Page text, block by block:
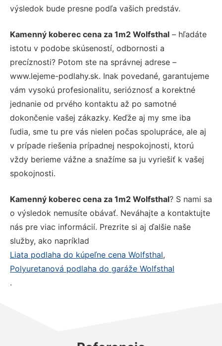
výsledok bude presne podľa vašich predstáv.
Kamenný koberec cena za 1m2 Wolfsthal – hľadáte
istotu v podobe skúseností, odbornosti a
precíznosti? Potom ste na správnej adrese –
www.lejeme-podlahy.sk. Inak povedané, garantujeme
vám vysokú profesionalitu, serióznosť a korektné
jednanie od prvého kontaktu až po samotné
dokončenie vašej zákazky. Keďže aj my sme iba
ľudia, sme tu pre vás nielen počas spolupráce, ale aj
v prípade riešenia prípadnej nespokojnosti, ktorú
vždy berieme vážne a snažíme sa ju vyriešiť k vašej
spokojnosti.
Kamenný koberec cena za 1m2 Wolfsthal? S nami sa
o výsledok nemusíte obávať. Neváhajte a kontaktujte
nás pre viac informácií. Prezrite si aj ďalšie naše
služby, ako napríklad
Liata podlaha do kúpeľne cena Wolfsthal,
Polyuretanová podlaha do garáže Wolfsthal
.